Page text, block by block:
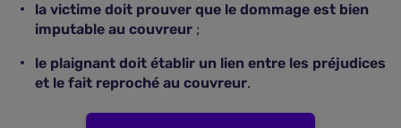
la victime doit prouver que le dommage est bien
imputable au couvreur ;
le plaignant doit établir un lien entre les préjudices
et le fait reproché au couvreur.